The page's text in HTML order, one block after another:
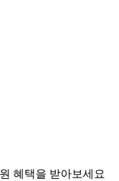
혜택을 받아보세요